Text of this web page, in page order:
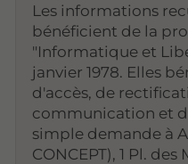
Les informations
bénéficient de la
"Informatique et
janvier 1978. Elles
d'accès, de
communication et
simple demande à
CONCEPT), 1 Pl.